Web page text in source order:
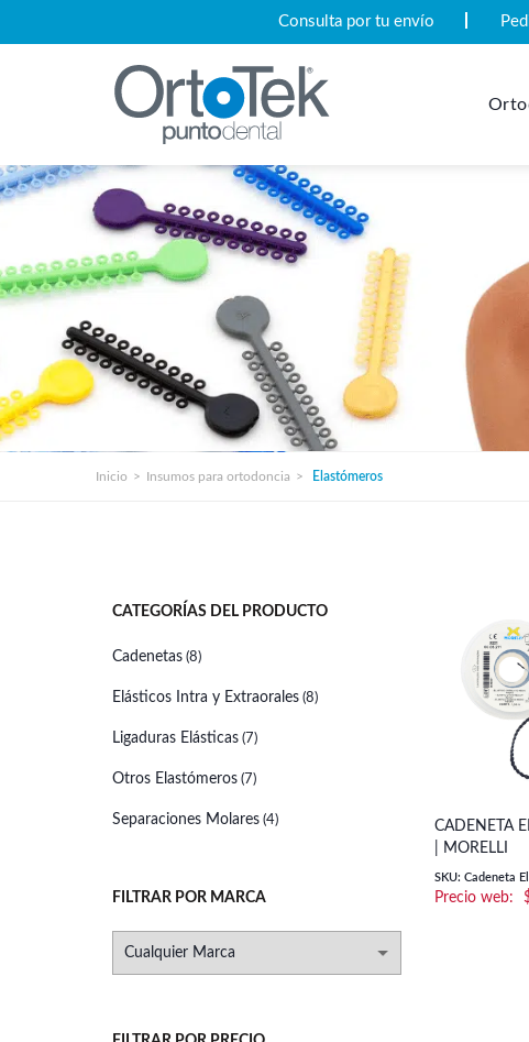
Consulta por tu envío
Inicio Insumos para ortodoncia Elastómeros
CADENETA
| MORELLI
SKU: Cadeneta
CATEGORÍAS DEL PRODUCTO
Cadenetas (8)
Elásticos Intra y Extraorales (8)
Ligaduras Elásticas (7)
Otros Elastómeros (7)
Separaciones Molares (4)
FILTRAR POR MARCA